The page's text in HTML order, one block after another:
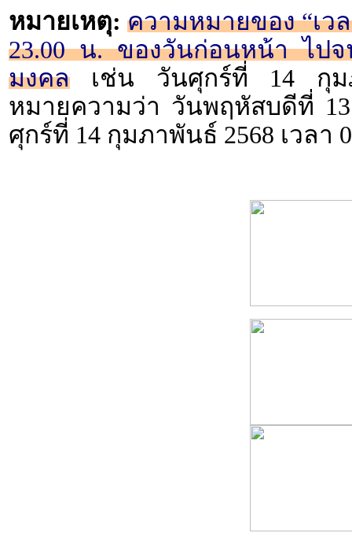
หมายเหตุ: ความหมายของ “เว
23.00 น. ของวันก่อนหน้า ไป
มงคล เช่น วันศุกร์ที่ 14 กุม
หมายความว่า วันพฤหัสบดีที่
ศุกร์ที่ 14 กุมภาพันธ์ 2568 เวลา